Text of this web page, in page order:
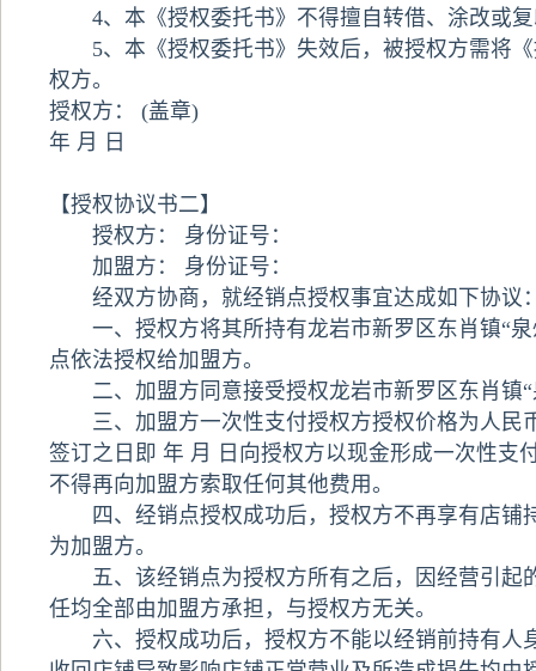
4、本《授权委托书》不得擅自转借、涂改或复
5、本《授权委托书》失效后，被授权方需将《
权方。
授权方： (盖章)
年 月 日
【授权协议书二】
授权方： 身份证号：
加盟方： 身份证号：
经双方协商，就经销点授权事宜达成如下协议
一、授权方将其所持有龙岩市新罗区东肖镇“泉
点依法授权给加盟方。
二、加盟方同意接受授权龙岩市新罗区东肖镇“
三、加盟方一次性支付授权方授权价格为人民
签订之日即 年 月 日向授权方以现金形成一次性支
不得再向加盟方索取任何其他费用。
四、经销点授权成功后，授权方不再享有店铺
为加盟方。
五、该经销点为授权方所有之后，因经营引起
任均全部由加盟方承担，与授权方无关。
六、授权成功后，授权方不能以经销前持有人